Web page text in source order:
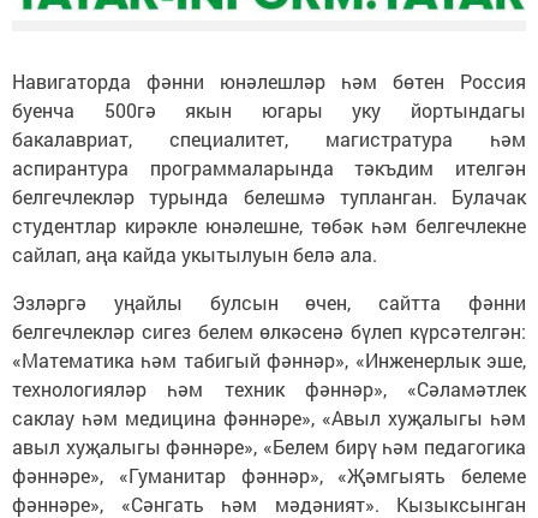
Навигаторда фәнни юнәлешләр һәм бөтен Россия
буенча 500гә якын югары уку йортындагы
бакалавриат, специалитет, магистратура һәм
аспирантура программаларында тәкъдим ителгән
белгечлекләр турында белешмә тупланган. Булачак
студентлар кирәкле юнәлешне, төбәк һәм белгечлекне
сайлап, аңа кайда укытылуын белә ала.
Эзләргә уңайлы булсын өчен, сайтта фәнни
белгечлекләр сигез белем өлкәсенә бүлеп күрсәтелгән:
«Математика һәм табигый фәннәр», «Инженерлык эше,
технологияләр һәм техник фәннәр», «Сәламәтлек
саклау һәм медицина фәннәре», «Авыл хуҗалыгы һәм
авыл хуҗалыгы фәннәре», «Белем бирү һәм педагогика
фәннәре», «Гуманитар фәннәр», «Җәмгыять белеме
фәннәре», «Сәнгать һәм мәдәният». Кызыксынган